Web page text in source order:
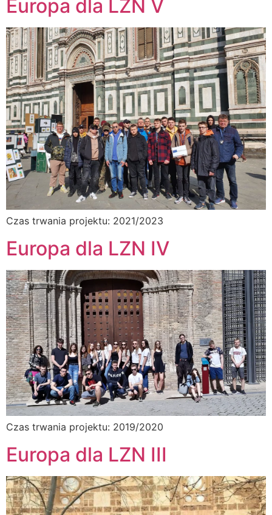
Europa dla LZN V
Czas trwania projektu: 2021/2023
Europa dla LZN IV
Czas trwania projektu: 2019/2020
Europa dla LZN III